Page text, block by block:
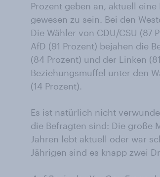
Prozent geben an, aktuell
gewesen zu sein. Bei den
Die Wähler von CDU/CSU (87
AfD (91 Prozent) bejahen die
(84 Prozent) und der Linken
Beziehungsmuffel unter den
(14 Prozent).
Es ist natürlich nicht
die Befragten sind: Die große
Jahren lebt aktuell oder war
Jährigen sind es knapp zwei